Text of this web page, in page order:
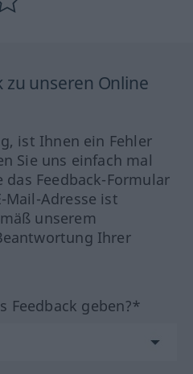
zu unseren Online
ist Ihnen ein Fehler
Sie uns einfach mal
Feedback-Formular
Mail-Adresse ist
unserem
Ihrer
Feedback geben?*